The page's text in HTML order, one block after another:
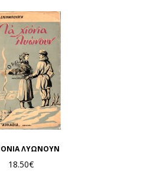
ΛΥΩΝΟΥΝ
18.50€